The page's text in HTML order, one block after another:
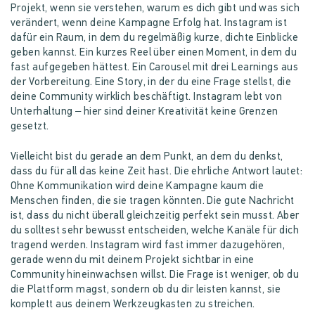
Projekt, wenn sie verstehen, warum es dich gibt und was sich
verändert, wenn deine Kampagne Erfolg hat. Instagram ist
dafür ein Raum, in dem du regelmäßig kurze, dichte Einblicke
geben kannst. Ein kurzes Reel über einen Moment, in dem du
fast aufgegeben hättest. Ein Carousel mit drei Learnings aus
der Vorbereitung. Eine Story, in der du eine Frage stellst, die
deine Community wirklich beschäftigt. Instagram lebt von
Unterhaltung – hier sind deiner Kreativität keine Grenzen
gesetzt.
Vielleicht bist du gerade an dem Punkt, an dem du denkst,
dass du für all das keine Zeit hast. Die ehrliche Antwort lautet:
Ohne Kommunikation wird deine Kampagne kaum die
Menschen finden, die sie tragen könnten. Die gute Nachricht
ist, dass du nicht überall gleichzeitig perfekt sein musst. Aber
du solltest sehr bewusst entscheiden, welche Kanäle für dich
tragend werden. Instagram wird fast immer dazugehören,
gerade wenn du mit deinem Projekt sichtbar in eine
Community hineinwachsen willst. Die Frage ist weniger, ob du
die Plattform magst, sondern ob du dir leisten kannst, sie
komplett aus deinem Werkzeugkasten zu streichen.